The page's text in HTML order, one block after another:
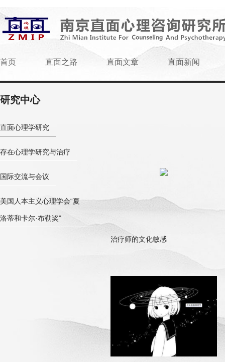
首页 直面之路 直面文章 直面新闻
研究中心
直面心理学研究
存在心理学研究与治疗
国际交流与会议
美国人本主义心理学会“夏
洛蒂和卡尔·布勒奖”
治疗师的文化敏感